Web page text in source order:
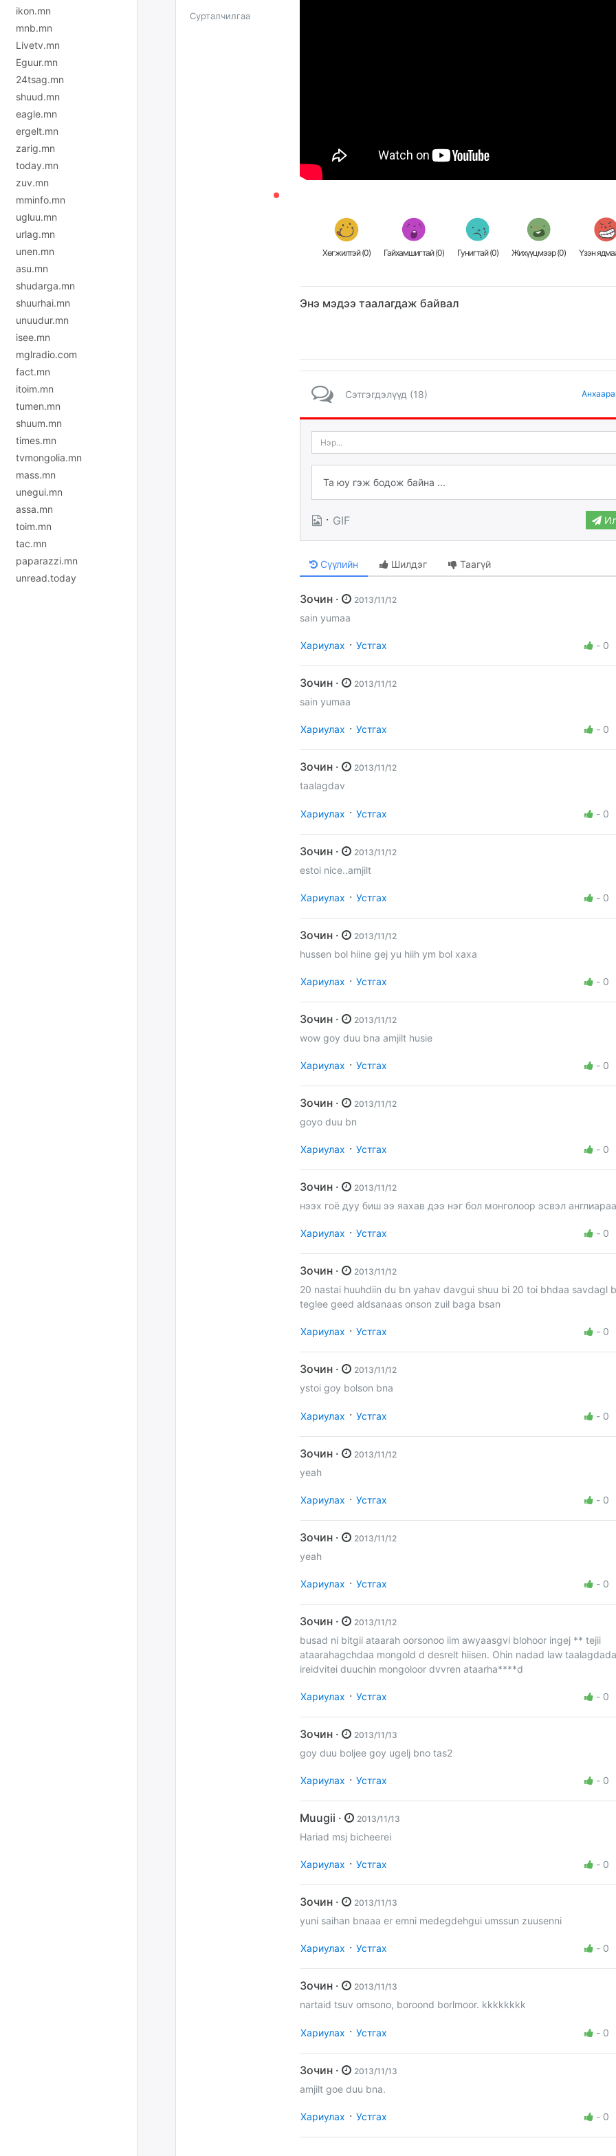
ikon.mn
mnb.mn
Livetv.mn
Eguur.mn
24tsag.mn
shuud.mn
eagle.mn
ergelt.mn
zarig.mn
today.mn
zuv.mn
mminfo.mn
ugluu.mn
urlag.mn
unen.mn
asu.mn
shudarga.mn
shuurhai.mn
unuudur.mn
isee.mn
mglradio.com
fact.mn
itoim.mn
tumen.mn
shuum.mn
times.mn
tvmongolia.mn
mass.mn
unegui.mn
assa.mn
toim.mn
tac.mn
paparazzi.mn
unread.today
Сурталчилгаа
Хөгжилтэй (0) Гайхамшигтай (0) Гунигтай (0) Жихүүцмээр (0) Үзэн
Энэ мэдээ таалагдаж байвал
Сэтгэгдэлүүд (18)
· GIF
Сүүлийн Шилдэг Таагүй
Зочин · 2013/11/12
sain yumaa
Хариулах · Устгах - 0
Зочин · 2013/11/12
sain yumaa
Хариулах · Устгах - 0
Зочин · 2013/11/12
taalagdav
Хариулах · Устгах - 0
Зочин · 2013/11/12
estoi nice..amjilt
Хариулах · Устгах - 0
Зочин · 2013/11/12
hussen bol hiine gej yu hiih ym bol xaxa
Хариулах · Устгах - 0
Зочин · 2013/11/12
wow goy duu bna amjilt husie
Хариулах · Устгах - 0
Зочин · 2013/11/12
goyo duu bn
Хариулах · Устгах - 0
Зочин · 2013/11/12
нээх гоё дуу биш ээ яахав дээ нэг бол монголоор эсвэл
Хариулах · Устгах - 0
Зочин · 2013/11/12
20 nastai huuhdiin du bn yahav davgui shuu bi 20 toi bhdaa savdagl
teglee geed aldsanaas onson zuil baga bsan
Хариулах · Устгах - 0
Зочин · 2013/11/12
ystoi goy bolson bna
Хариулах · Устгах - 0
Зочин · 2013/11/12
yeah
Хариулах · Устгах - 0
Зочин · 2013/11/12
yeah
Хариулах · Устгах - 0
Зочин · 2013/11/12
busad ni bitgii ataarah oorsonoo iim awyaasgvi blohoor ingej ** tejii
ataarahagchdaa mongold d desrelt hiisen. Ohin nadad law
ireidvitei duuchin mongoloor dvvren ataarha****d
Хариулах · Устгах - 0
Зочин · 2013/11/13
goy duu boljee goy ugelj bno tas2
Хариулах · Устгах - 0
Muugii · 2013/11/13
Hariad msj bicheerei
Хариулах · Устгах - 0
Зочин · 2013/11/13
yuni saihan bnaaa er emni medegdehgui umssun zuusenni
Хариулах · Устгах - 0
Зочин · 2013/11/13
nartaid tsuv omsono, boroond borlmoor. kkkkkkkk
Хариулах · Устгах - 0
Зочин · 2013/11/13
amjilt goe duu bna.
Хариулах · Устгах - 0